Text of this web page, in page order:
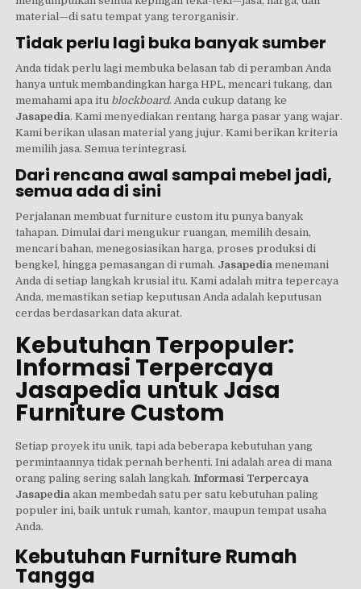
material—di satu tempat yang terorganisir.
Tidak perlu lagi buka banyak sumber
Anda tidak perlu lagi membuka belasan tab di peramban Anda
hanya untuk membandingkan harga HPL, mencari tukang, dan
memahami apa itu blockboard. Anda cukup datang ke
Jasapedia. Kami menyediakan rentang harga pasar yang wajar.
Kami berikan ulasan material yang jujur. Kami berikan kriteria
memilih jasa. Semua terintegrasi.
Dari rencana awal sampai mebel jadi,
semua ada di sini
Perjalanan membuat furniture custom itu punya banyak
tahapan. Dimulai dari mengukur ruangan, memilih desain,
mencari bahan, menegosiasikan harga, proses produksi di
bengkel, hingga pemasangan di rumah. Jasapedia menemani
Anda di setiap langkah krusial itu. Kami adalah mitra tepercaya
Anda, memastikan setiap keputusan Anda adalah keputusan
cerdas berdasarkan data akurat.
Kebutuhan Terpopuler:
Informasi Terpercaya
Jasapedia untuk Jasa
Furniture Custom
Setiap proyek itu unik, tapi ada beberapa kebutuhan yang
permintaannya tidak pernah berhenti. Ini adalah area di mana
orang paling sering salah langkah.Informasi Terpercaya
Jasapedia akan membedah satu per satu kebutuhan paling
populer ini, baik untuk rumah, kantor, maupun tempat usaha
Anda.
Kebutuhan Furniture Rumah
Tangga